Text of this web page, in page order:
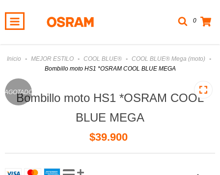
0
Inicio - MEJOR ESTILO - COOL BLUE® - COOL BLUE® Mega (moto)
-
Bombillo moto HS1 *OSRAM COOL BLUE MEGA
AGOTADO
Bombillo moto HS1 *OSRAM COOL
BLUE MEGA
$39.900